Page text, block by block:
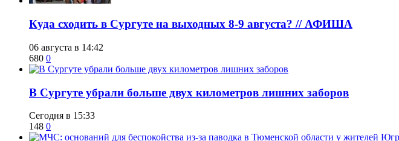
​Куда сходить в Сургуте на выходных 8-9 августа? // АФИША
06 августа в 14:42
680 0
​В Сургуте убрали больше двух километров лишних заборов
Сегодня в 15:33
148 0